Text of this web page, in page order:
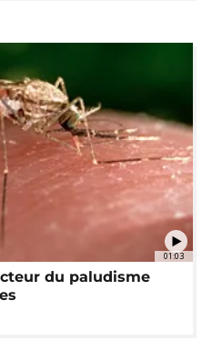
01:03
du paludisme